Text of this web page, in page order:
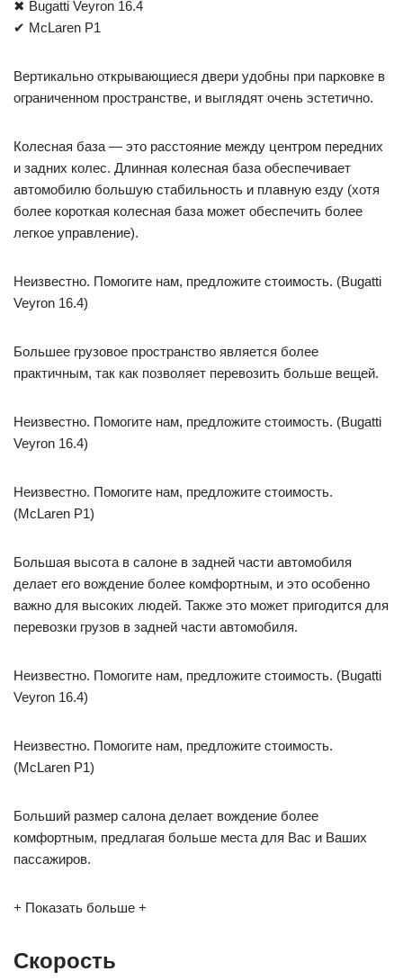
✖ Bugatti Veyron 16.4
✔ McLaren P1
Вертикально открывающиеся двери удобны при парковке в
ограниченном пространстве, и выглядят очень эстетично.
Колесная база — это расстояние между центром передних
и задних колес. Длинная колесная база обеспечивает
автомобилю большую стабильность и плавную езду (хотя
более короткая колесная база может обеспечить более
легкое управление).
Неизвестно. Помогите нам, предложите стоимость. (Bugatti
Veyron 16.4)
Большее грузовое пространство является более
практичным, так как позволяет перевозить больше вещей.
Неизвестно. Помогите нам, предложите стоимость. (Bugatti
Veyron 16.4)
Неизвестно. Помогите нам, предложите стоимость.
(McLaren P1)
Большая высота в салоне в задней части автомобиля
делает его вождение более комфортным, и это особенно
важно для высоких людей. Также это может пригодится для
перевозки грузов в задней части автомобиля.
Неизвестно. Помогите нам, предложите стоимость. (Bugatti
Veyron 16.4)
Неизвестно. Помогите нам, предложите стоимость.
(McLaren P1)
Больший размер салона делает вождение более
комфортным, предлагая больше места для Вас и Ваших
пассажиров.
+ Показать больше +
Скорость